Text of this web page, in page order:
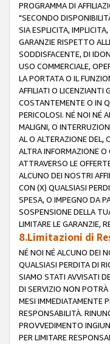
PROGRAMMA DI
"SECONDO
SIA ESPLICITA,
GARANZIE RISPETTO
SODDISFACENTE, DI
USO COMMERCIALE,
LA PORTATA O IL
AFFILIATI O LICENZIANTI
COSTANTEMENTE O IN
PERICOLOSI. NÉ NOI NÉ
MALIGNI, O
AL O ALTERAZIONE DEL,
ALTRA INFORMAZIONE
ATTRAVERSO LE
ALCUNO DEI NOSTRI
CON (X) QUALSIASI
SPESA, O IMPEGNO DA
SOSPENSIONE DELLA
LIMITARE LE GARANZIE,
8.Limitazioni di
NÉ NOI NÉ ALCUNO DEI
QUALSIASI PERDITA DI
SIAMO STATI AVVISATI
DI SERVIZIO NON POTRÀ
MESI IMMEDIATAMENTE
RESPONSABILITÀ.
PROVVEDIMENTO
PER LIMITARE